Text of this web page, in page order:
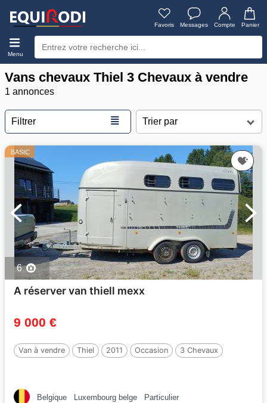
Favoris Messages Compte Panier
Menu
Vans chevaux Thiel 3 Chevaux à vendre
1 annonces
Filtrer ≣
BASIC
6
A réserver van thiell mexx
9 000 €
Van à vendre Thiel 2011 Occasion 3 Chevaux
Belgique Luxembourg belge Particulier